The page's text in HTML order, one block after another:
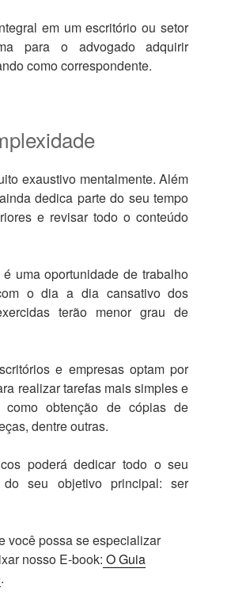
em um escritório ou setor
para o advogado adquirir
como correspondente.
exaustivo mentalmente. Além
dedica parte do seu tempo
e revisar todo o conteúdo
uma oportunidade de trabalho
o dia a dia cansativo dos
terão menor grau de
e empresas optam por
realizar tarefas mais simples e
obtenção de cópias de
dentre outras.
poderá dedicar todo o seu
seu objetivo principal: ser
você possa se especializar
nosso E-book: O Guia
.